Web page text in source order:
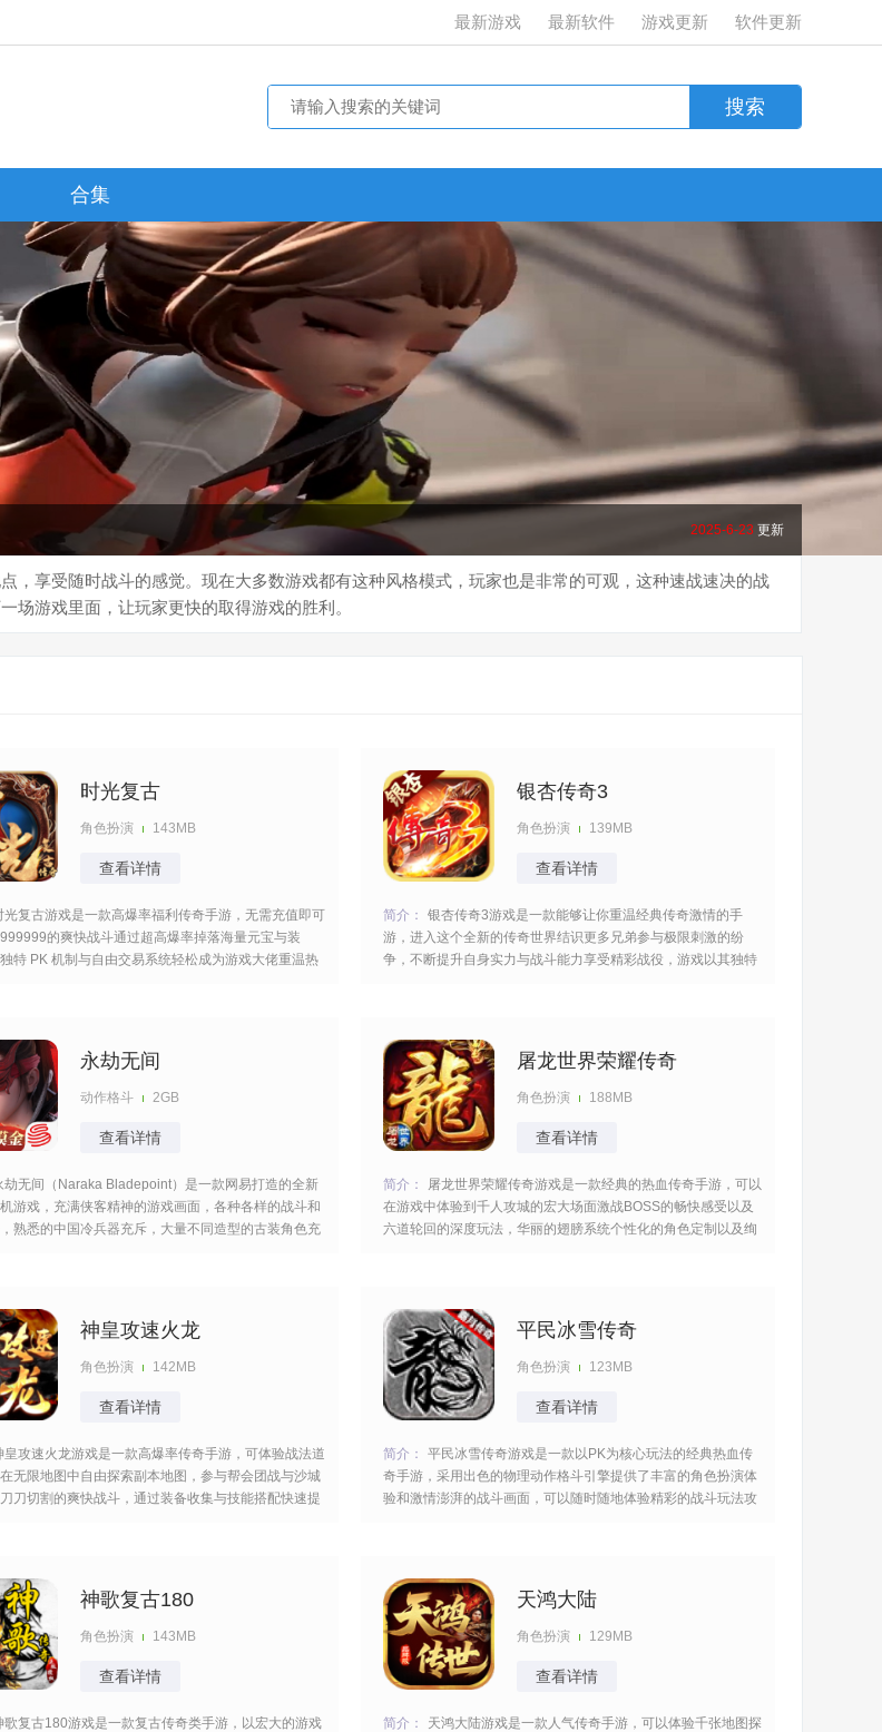
最新游戏 最新软件 游戏更新 软件更新
合集
2025-6-23 更新
，享受随时战斗的感觉。现在大多数游戏都有这种风格模式，玩家也是非常的可观，这种速战速决的战
场游戏里面，让玩家更快的取得游戏的胜利。
时光复古
角色扮演 143MB
查看详情
光复古游戏是一款高爆率福利传奇手游，无需充值即可
的爽快战斗通过超高爆率掉落海量元宝与装
特 PK 机制与自由交易系统轻松成为游戏大佬重温热
银杏传奇3
角色扮演 139MB
查看详情
简介：
银杏传奇3游戏是一款能够让你重温经典传奇激情的手
游，进入这个全新的传奇世界结识更多兄弟参与极限刺激的纷
争，不断提升自身实力与战斗能力享受精彩战役，游戏以其独特
永劫无间
动作格斗 2GB
查看详情
劫无间（Naraka Bladepoint）是一款网易打造的全新
游戏，充满侠客精神的游戏画面，各种各样的战斗和
熟悉的中国冷兵器充斥，大量不同造型的古装角色充
屠龙世界荣耀传奇
角色扮演 188MB
查看详情
简介：
屠龙世界荣耀传奇游戏是一款经典的热血传奇手游，可以
在游戏中体验到千人攻城的宏大场面激战BOSS的畅快感受以及
六道轮回的深度玩法，华丽的翅膀系统个性化的角色定制以及绚
神皇攻速火龙
角色扮演 142MB
查看详情
皇攻速火龙游戏是一款高爆率传奇手游，可体验战法道
无限地图中自由探索副本地图，参与帮会团战与沙城
刀切割的爽快战斗，通过装备收集与技能搭配快速提
平民冰雪传奇
角色扮演 123MB
查看详情
简介：
平民冰雪传奇游戏是一款以PK为核心玩法的经典热血传
奇手游，采用出色的物理动作格斗引擎提供了丰富的角色扮演体
验和激情澎湃的战斗画面，可以随时随地体验精彩的战斗玩法攻
神歌复古180
角色扮演 143MB
查看详情
歌复古180游戏是一款复古传奇类手游，以宏大的游戏
天鸿大陆
角色扮演 129MB
查看详情
简介：
天鸿大陆游戏是一款人气传奇手游，可以体验千张地图探